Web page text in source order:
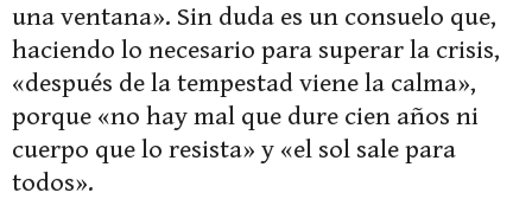
una ventana». Sin duda es un consuelo que,
haciendo lo necesario para superar la crisis,
«después de la tempestad viene la calma»,
porque «no hay mal que dure cien años ni
cuerpo que lo resista» y «el sol sale para
todos».